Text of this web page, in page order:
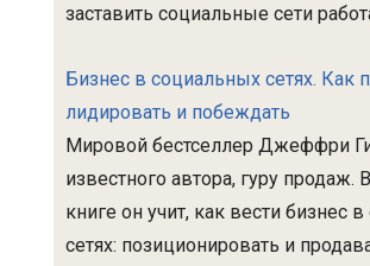
заставить социальные сети
Бизнес в социальных сетях. Как
лидировать и побеждать
Мировой бестселлер Джеффри
известного автора, гуру продаж.
книге он учит, как вести бизнес
сетях: позиционировать и